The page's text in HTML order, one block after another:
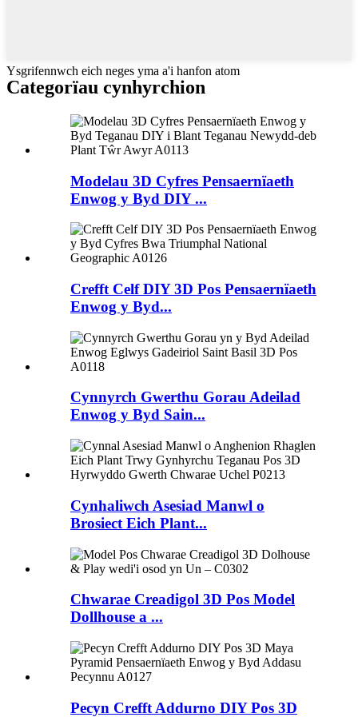
Ysgrifennwch eich neges yma a'i hanfon atom
Categorïau cynhyrchion
Modelau 3D Cyfres Pensaernïaeth
Enwog y Byd DIY ...
Crefft Celf DIY 3D Pos Pensaernïaeth
Enwog y Byd...
Cynnyrch Gwerthu Gorau Adeilad
Enwog y Byd Sain...
Cynhaliwch Asesiad Manwl o
Brosiect Eich Plant...
Chwarae Creadigol 3D Pos Model
Dollhouse a ...
Pecyn Crefft Addurno DIY Pos 3D